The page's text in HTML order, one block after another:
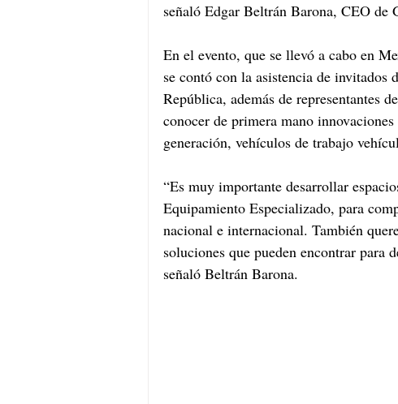
señaló Edgar Beltrán Barona, CEO de
En el evento, que se llevó a cabo en
se contó con la asistencia de invitados
República, además de representantes
conocer de primera mano
generación, vehículos de trabajo
“Es muy importante desarrollar
Equipamiento Especializado, para
nacional e internacional. También
soluciones que pueden encontrar para
señaló Beltrán Barona.